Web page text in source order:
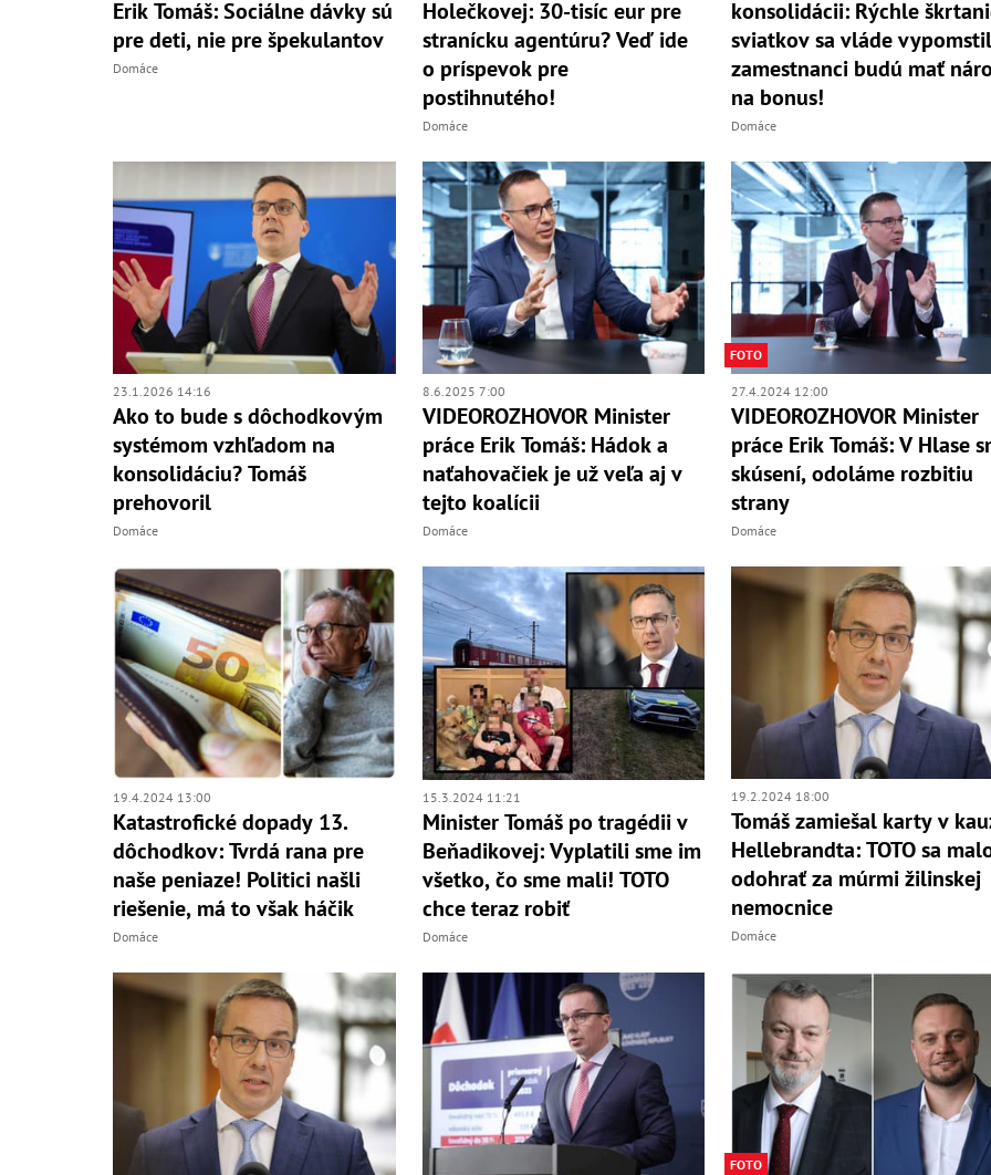
Erik Tomáš: Sociálne dávky sú
pre deti, nie pre špekulantov
Domáce
Holečkovej: 30-tisíc eur pre
stranícku agentúru? Veď ide
o príspevok pre
postihnutého!
Domáce
konsolidácii: Rýchle
sviatkov sa vláde
zamestnanci budú mať
na bonus!
Domáce
23.1.2026 14:16
Ako to bude s dôchodkovým
systémom vzhľadom na
konsolidáciu? Tomáš
prehovoril
Domáce
8.6.2025 7:00
VIDEOROZHOVOR Minister
práce Erik Tomáš: Hádok a
naťahovačiek je už veľa aj v
tejto koalícii
Domáce
FOTO
27.4.2024 12:00
VIDEOROZHOVOR Minister
práce Erik Tomáš: V Hlase
skúsení, odoláme rozbitiu
strany
Domáce
19.4.2024 13:00
Katastrofické dopady 13.
dôchodkov: Tvrdá rana pre
naše peniaze! Politici našli
riešenie, má to však háčik
Domáce
15.3.2024 11:21
Minister Tomáš po tragédii v
Beňadikovej: Vyplatili sme im
všetko, čo sme mali! TOTO
chce teraz robiť
Domáce
19.2.2024 18:00
Tomáš zamiešal karty v
Hellebrandta: TOTO sa
odohrať za múrmi žilinskej
nemocnice
Domáce
FOTO